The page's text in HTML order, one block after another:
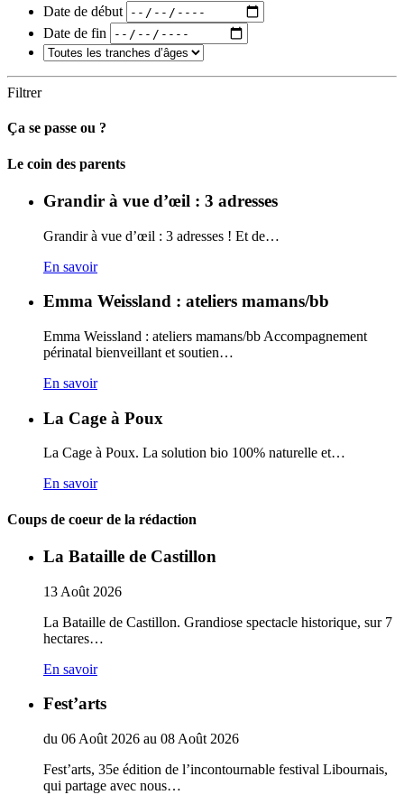
Date de début
Date de fin
Filtrer
Ça se passe ou ?
Carto
Le coin des parents
Grandir à vue d’œil : 3 adresses
Grandir à vue d’œil : 3 adresses ! Et de…
En savoir
Emma Weissland : ateliers mamans/bb
Emma Weissland : ateliers mamans/bb Accompagnement
périnatal bienveillant et soutien…
En savoir
La Cage à Poux
La Cage à Poux. La solution bio 100% naturelle et…
En savoir
Coups de coeur de la rédaction
La Bataille de Castillon
13 Août 2026
La Bataille de Castillon. Grandiose spectacle historique, sur 7
hectares…
En savoir
Fest’arts
du 06 Août 2026 au 08 Août 2026
Fest’arts, 35e édition de l’incontournable festival Libournais,
qui partage avec nous…